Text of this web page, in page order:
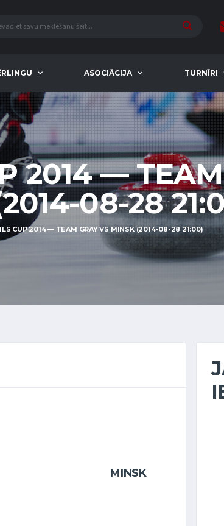
ASOCIĀCIJA TURNĪRI
2014 —
08-28
CUP 2014 — TEAM GRAY VS MINSK (2014-08-28 21:00)
MINSK